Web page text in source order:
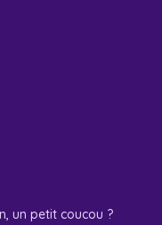
un petit coucou ?